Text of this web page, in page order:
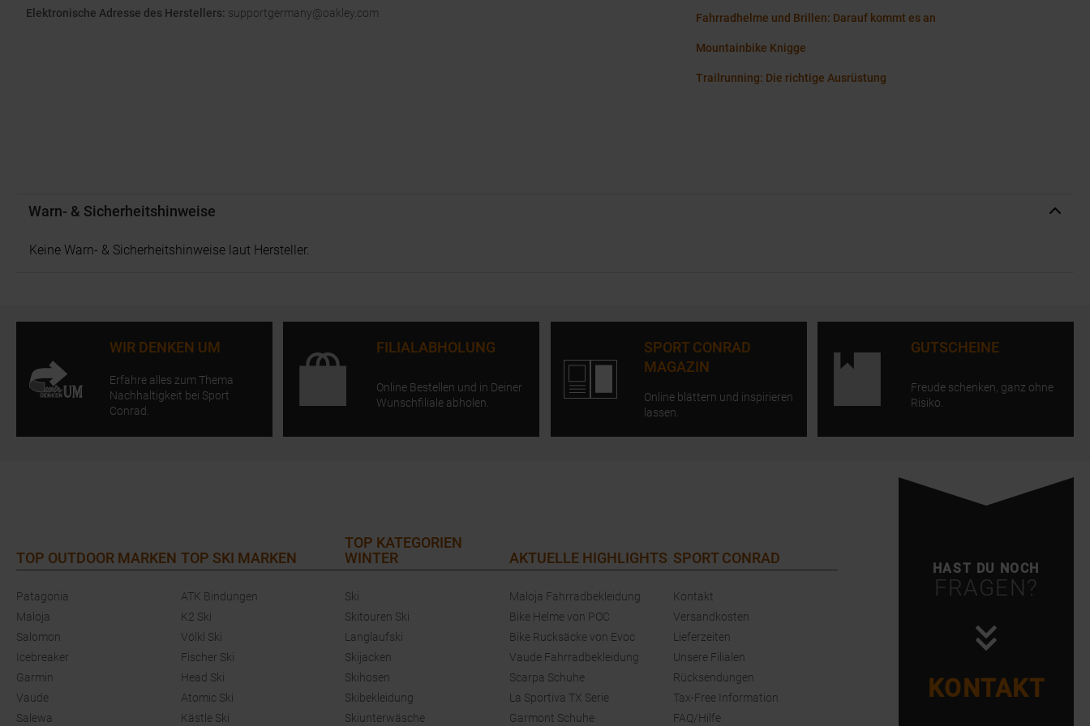
Elektronische Adresse des Herstellers: supportgermany@oakley.com Fahrradhelme und Brillen: Darauf kommt es an
Mountainbike Knigge
Trailrunning: Die richtige Ausrüstung
Warn- & Sicherheitshinweise
Keine Warn- & Sicherheitshinweise laut Hersteller.
WIR DENKEN UM
Erfahre alles zum Thema
Nachhaltigkeit bei Sport
Conrad.
FILIALABHOLUNG
Online Bestellen und in Deiner
Wunschfiliale abholen.
SPORT CONRAD
MAGAZIN
Online blättern und inspirieren
lassen.
GUTSCHEINE
Freude schenken, ganz ohne
Risiko.
HAST DU NOCH
FRAGEN?
KONTAKT
TOP OUTDOOR MARKEN
Patagonia
Maloja
Salomon
Icebreaker
Garmin
Vaude
Salewa
TOP SKI MARKEN
ATK Bindungen
K2 Ski
Völkl Ski
Fischer Ski
Head Ski
Atomic Ski
Kästle Ski
TOP KATEGORIEN
WINTER
Ski
Skitouren Ski
Langlaufski
Skijacken
Skihosen
Skibekleidung
Skiunterwäsche
AKTUELLE HIGHLIGHTS
Maloja Fahrradbekleidung
Bike Helme von POC
Bike Rucksäcke von Evoc
Vaude Fahrradbekleidung
Scarpa Schuhe
La Sportiva TX Serie
Garmont Schuhe
SPORT CONRAD
Kontakt
Versandkosten
Lieferzeiten
Unsere Filialen
Rücksendungen
Tax-Free Information
FAQ/Hilfe